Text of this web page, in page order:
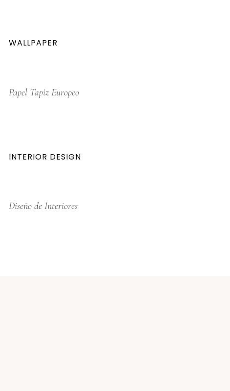
WALLPAPER
Papel Tapiz Europeo
INTERIOR DESIGN
Diseño de Interiores